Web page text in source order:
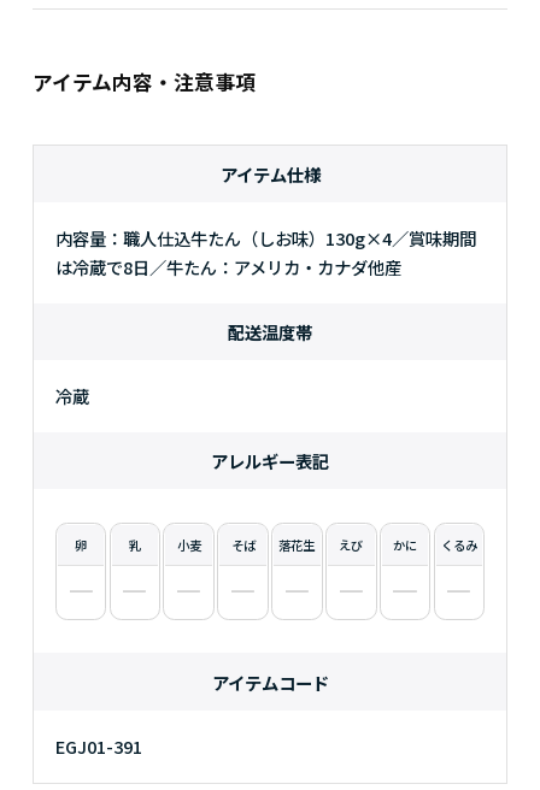
アイテム内容・注意事項
アイテム仕様
内容量：職人仕込牛たん（しお味）130g×4／賞味期間
は冷蔵で8日／牛たん：アメリカ・カナダ他産
配送温度帯
冷蔵
アレルギー表記
卵 乳 小麦 そば 落花生 えび かに くるみ
アイテムコード
EGJ01-391